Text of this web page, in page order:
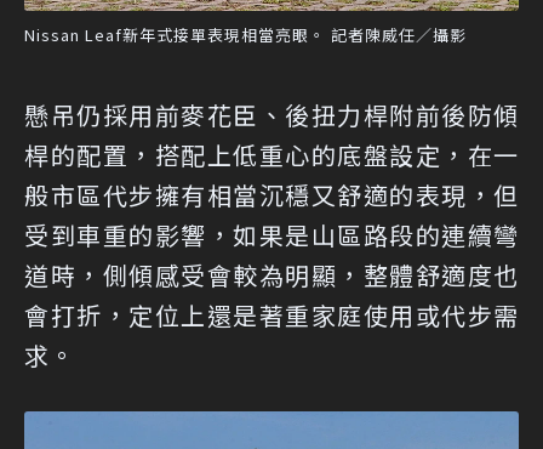
Nissan Leaf新年式接單表現相當亮眼。 記者陳威任／攝影
懸吊仍採用前麥花臣、後扭力桿附前後防傾
桿的配置，搭配上低重心的底盤設定，在一
般市區代步擁有相當沉穩又舒適的表現，但
受到車重的影響，如果是山區路段的連續彎
道時，側傾感受會較為明顯，整體舒適度也
會打折，定位上還是著重家庭使用或代步需
求。